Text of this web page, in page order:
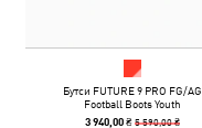
Бутси FUTURE 9 PRO FG/AG
Football Boots Youth
3 940,00 ₴5 590,00 ₴